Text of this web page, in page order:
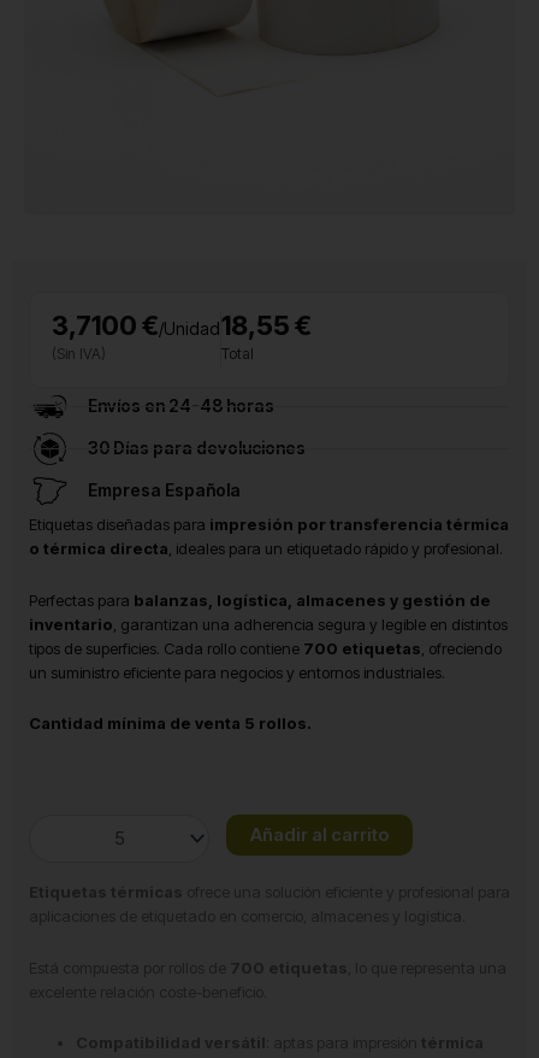
3,7100 €/Unidad
(Sin IVA)
18,55 €
Total
Envíos en 24-48 horas
30 Días para devoluciones
Empresa Española
Etiquetas diseñadas para impresión por transferencia térmica
o térmica directa , ideales para un etiquetado rápido y profesional.
Perfectas para balanzas, logística, almacenes y gestión de
inventario , garantizan una adherencia segura y legible en distintos
tipos de superficies. Cada rollo contiene 700 etiquetas , ofreciendo
un suministro eficiente para negocios y entornos industriales.
Cantidad mínima de venta 5 rollos.
Añadir al carrito